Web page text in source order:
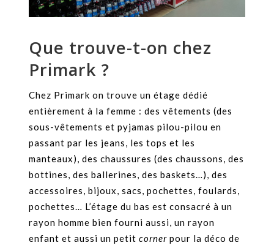
Que trouve-t-on chez
Primark ?
Chez Primark on trouve un étage dédié
entièrement à la femme : des vêtements (des
sous-vêtements et pyjamas pilou-pilou en
passant par les jeans, les tops et les
manteaux), des chaussures (des chaussons, des
bottines, des ballerines, des baskets…), des
accessoires, bijoux, sacs, pochettes, foulards,
pochettes… L’étage du bas est consacré à un
rayon homme bien fourni aussi, un rayon
enfant et aussi un petit corner pour la déco de